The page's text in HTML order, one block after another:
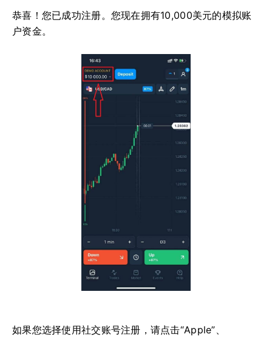
恭喜！您已成功注册。您现在拥有10,000美元的模拟账
户资金。
如果您选择使用社交账号注册，请点击“Apple”、